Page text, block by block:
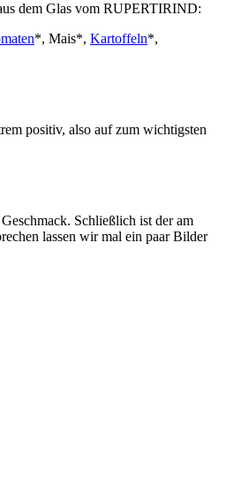
dem Glas vom RUPERTIRIND:
*, Mais*, Kartoffeln*,
positiv, also auf zum wichtigsten
Schließlich ist der am
lassen wir mal ein paar Bilder